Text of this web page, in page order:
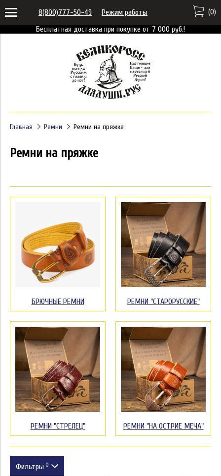
Бесплатная доставка при покупке от 7 000 руб.!
8(800)777-50-49 Режим работы (0)
Главная Ремни Ремни на пряжке
Ремни на пряжке
БРЮЧНЫЕ РЕМНИ РЕМНИ "СТАРОРУССКИЕ"
РЕМНИ "СТРЕЛЕЦ" РЕМНИ "НА ОСТРИЕ МЕЧА"
Фильтры 0